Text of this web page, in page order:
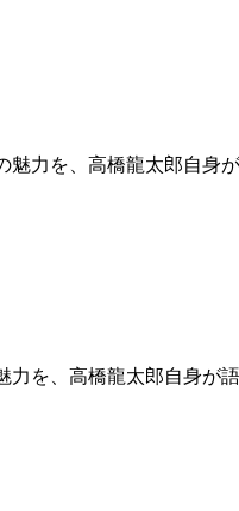
魅力を、高橋龍太郎自身が
力を、高橋龍太郎自身が語